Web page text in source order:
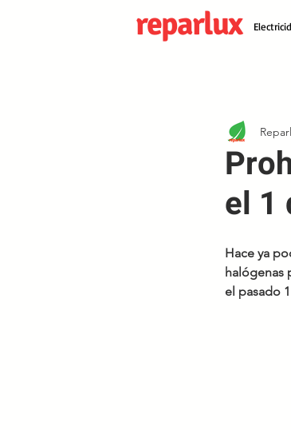
reparlux
el 1
Hace ya
halógenas
el pasado